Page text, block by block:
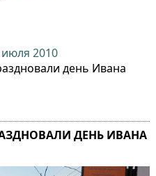
2010
день Ивана
ДЕНЬ ИВАНА